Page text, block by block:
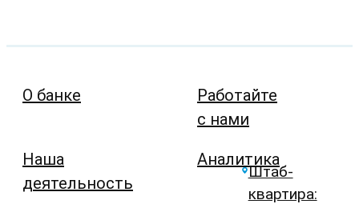
О банке
Наша
деятельность
Работайте
с нами
Аналитика
Штаб-
квартира: